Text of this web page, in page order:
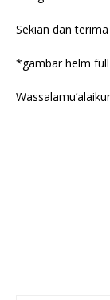
Sekian dan terima
*gambar helm